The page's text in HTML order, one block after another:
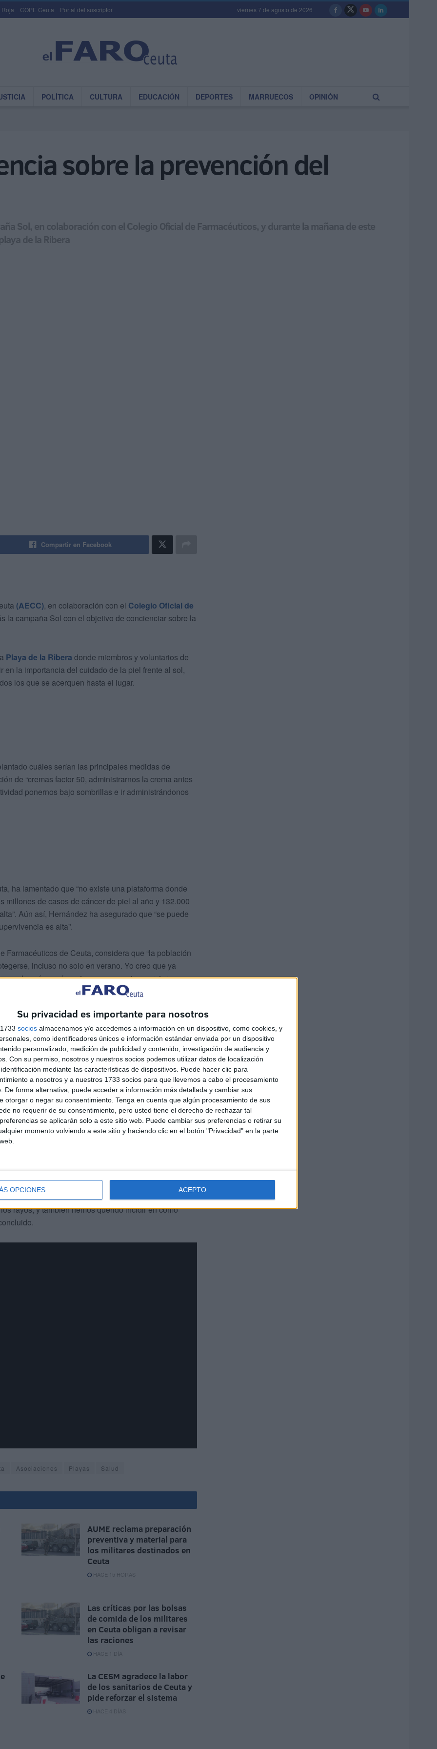
Su privacidad es importante para nosotros
socios almacenamos y/o accedemos a información en un dispositivo, como cookies, y
como identificadores únicos e información estándar enviada por un dispositivo
personalizado, medición de publicidad y contenido, investigación de audiencia y
Con su permiso, nosotros y nuestros socios podemos utilizar datos de localización
mediante las características de dispositivos. Puede hacer clic para
a nosotros y a nuestros 1733 socios para que llevemos a cabo el procesamiento
De forma alternativa, puede acceder a información más detallada y cambiar sus
otorgar o negar su consentimiento. Tenga en cuenta que algún procesamiento de sus
no requerir de su consentimiento, pero usted tiene el derecho de rechazar tal
se aplicarán solo a este sitio web. Puede cambiar sus preferencias o retirar su
momento volviendo a este sitio y haciendo clic en el botón "Privacidad" en la parte
OPCIONES ACEPTO
Roja COPE Ceuta Portal del suscriptor viernes 7 de agosto de 2026
POLÍTICA CULTURA EDUCACIÓN DEPORTES MARRUECOS OPINIÓN
sobre la prevención del
Sol, en colaboración con el Colegio Oficial de Farmacéuticos, y durante la mañana de este
de la Ribera
Compartir en Facebook
(AECC), en colaboración con el Colegio Oficial de
la campaña Sol con el objetivo de concienciar sobre la
Playa de la Ribera donde miembros y voluntarios de
la importancia del cuidado de la piel frente al sol,
los que se acerquen hasta el lugar.
cuáles serían las principales medidas de
de “cremas factor 50, administrarnos la crema antes
ponernos bajo sombrillas e ir administrándonos
ha lamentado que “no existe una plataforma donde
millones de casos de cáncer de piel al año y 132.000
Aún así, Hernández ha asegurado que “se puede
es alta”.
Farmacéuticos de Ceuta, considera que “la población
incluso no solo en verano. Yo creo que ya
sol y más aquí que tenemos unas temperaturas
cometemos a la hora de proteger la piel frente al
hecho hemos querido reflejar esos posibles errores,
hay una regla del dedo”.
que la mayoría de los ciudadanos tienen
no me quemo, sí me quemo; que dentro del agua no
rayos, y también hemos querido incidir en como
Asociaciones Playas Salud
AUME reclama preparación
preventiva y material para
los militares destinados en
Ceuta
HACE 15 HORAS
Las críticas por las bolsas
de comida de los militares
en Ceuta obligan a revisar
las raciones
HACE 1 DÍA
La CESM agradece la labor
de los sanitarios de Ceuta y
pide reforzar el sistema
HACE 4 DÍAS